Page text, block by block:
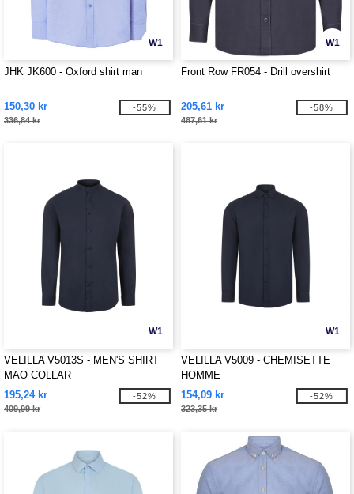
W1
JHK JK600 - Oxford shirt man
150,30 kr
336,84 kr
-55%
W1
Front Row FR054 - Drill overshirt
205,61 kr
487,61 kr
-58%
W1
VELILLA V5013S - MEN'S SHIRT
MAO COLLAR
195,24 kr
409,99 kr
-52%
W1
VELILLA V5009 - CHEMISETTE
HOMME
154,09 kr
323,35 kr
-52%